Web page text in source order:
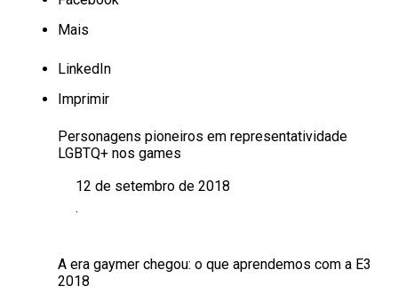
Mais
LinkedIn
Imprimir
Personagens pioneiros em representatividade
LGBTQ+ nos games
Data12 de setembro de 2018
Em relação a
.
A era gaymer chegou: o que aprendemos com a E3
2018